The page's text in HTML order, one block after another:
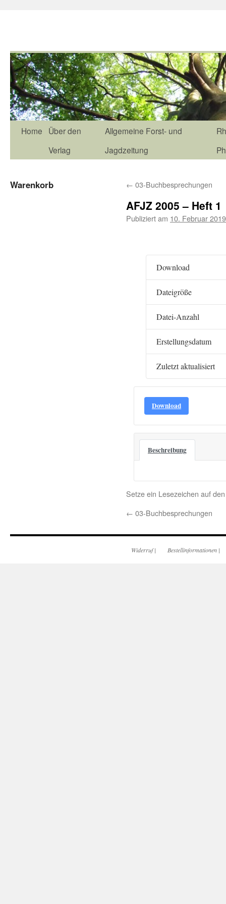
Home
Über den
Verlag
Allgemeine Forst- und
Jagdzeitung
← 03-Buchbesprechungen
AFJZ 2005 – Heft 1
Publiziert am 10. Februar 2019
Download
Dateigröße
Datei-Anzahl
Erstellungsdatum
Zuletzt aktualisiert
Download
Beschreibung
Setze ein Lesezeichen auf
← 03-Buchbesprechungen
Warenkorb
Widerruf| Bestellinformationen |